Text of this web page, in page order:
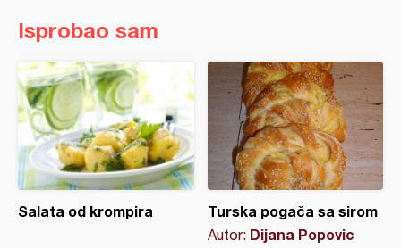
Isprobao sam
Salata od krompira Turska pogača sa sirom
Autor: Dijana Popovic